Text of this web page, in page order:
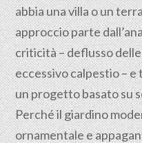
abbia una villa o un
approccio parte
criticità – deflusso
eccessivo calpestio – e
un progetto basato su
Perché il giardino
ornamentale e